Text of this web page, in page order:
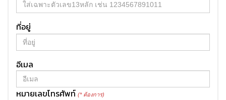
ที่อยู่
อีเมล
หมายเลขโทรศัพท์ (* ต้องการ)